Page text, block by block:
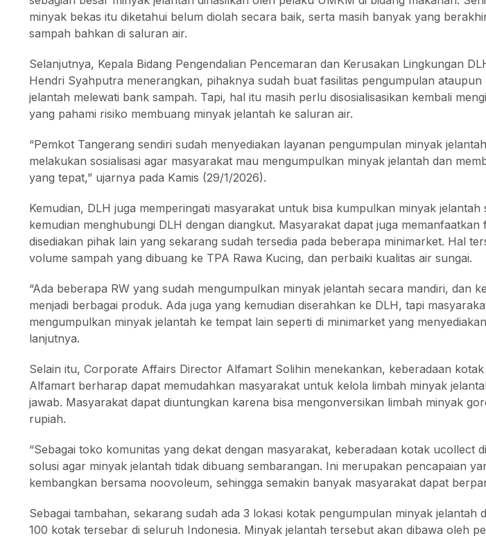
minyak bekas itu diketahui belum diolah secara baik, serta masih banyak yang
sampah bahkan di saluran air.
Selanjutnya, Kepala Bidang Pengendalian Pencemaran dan Kerusakan Lingkungan
Hendri Syahputra menerangkan, pihaknya sudah buat fasilitas pengumpulan ataupun
jelantah melewati bank sampah. Tapi, hal itu masih perlu disosialisasikan kembali
yang pahami risiko membuang minyak jelantah ke saluran air.
“Pemkot Tangerang sendiri sudah menyediakan layanan pengumpulan minyak
melakukan sosialisasi agar masyarakat mau mengumpulkan minyak jelantah dan
yang tepat,” ujarnya pada Kamis (29/1/2026).
Kemudian, DLH juga memperingati masyarakat untuk bisa kumpulkan minyak jelantah
kemudian menghubungi DLH dengan diangkut. Masyarakat dapat juga memanfaatkan
disediakan pihak lain yang sekarang sudah tersedia pada beberapa minimarket. Hal
volume sampah yang dibuang ke TPA Rawa Kucing, dan perbaiki kualitas air sungai.
“Ada beberapa RW yang sudah mengumpulkan minyak jelantah secara mandiri, dan
menjadi berbagai produk. Ada juga yang kemudian diserahkan ke DLH, tapi
mengumpulkan minyak jelantah ke tempat lain seperti di minimarket yang
lanjutnya.
Selain itu, Corporate Affairs Director Alfamart Solihin menekankan, keberadaan
Alfamart berharap dapat memudahkan masyarakat untuk kelola limbah minyak
jawab. Masyarakat dapat diuntungkan karena bisa mengonversikan limbah minyak
rupiah.
“Sebagai toko komunitas yang dekat dengan masyarakat, keberadaan kotak ucollect
solusi agar minyak jelantah tidak dibuang sembarangan. Ini merupakan pencapaian
kembangkan bersama noovoleum, sehingga semakin banyak masyarakat dapat
Sebagai tambahan, sekarang sudah ada 3 lokasi kotak pengumpulan minyak jelantah
100 kotak tersebar di seluruh Indonesia. Minyak jelantah tersebut akan dibawa oleh